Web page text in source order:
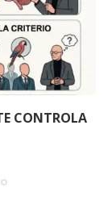
CONTROLA